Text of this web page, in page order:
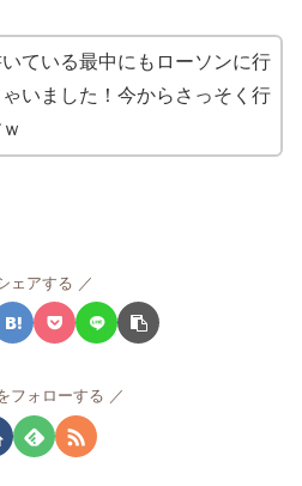
ている最中にもローソンに行
いました！今からさっそく行
ェアする
フォローする